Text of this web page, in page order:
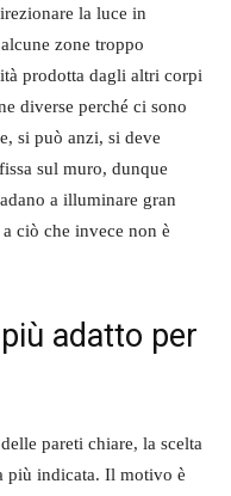
la luce in
zone troppo
prodotta dagli altri corpi
diverse perché ci sono
si può anzi, si deve
sul muro, dunque
a illuminare gran
ciò che invece non è
adatto per
pareti chiare, la scelta
più indicata. Il motivo è